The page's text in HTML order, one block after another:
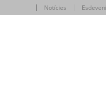
Notícies